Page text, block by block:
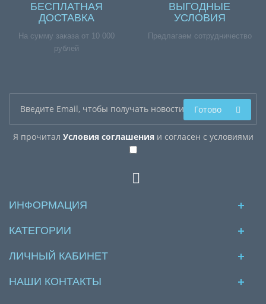
БЕСПЛАТНАЯ
ДОСТАВКА
На сумму заказа от 10 000
рублей
ВЫГОДНЫЕ
УСЛОВИЯ
Предлагаем сотрудничество
Я прочитал Условия соглашенияи согласен с условиями
Готово
ИНФОРМАЦИЯ
КАТЕГОРИИ
ЛИЧНЫЙ КАБИНЕТ
НАШИ КОНТАКТЫ